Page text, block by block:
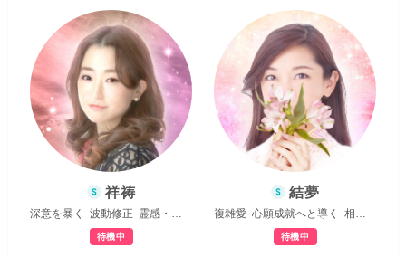
得意です。 自分の特別な力を皆
様の未来のために活用出来たら
と思います。 ※池袋占い館セレ
ーネ在籍
きてゆく力を身につける」
お手伝いを全力でさせて頂けた
らと思います。 今立ち塞がって
いる壁もはまり込んでしまって
いる穴も、必ず闇を抜けて光へ
と向かう突破口があるはず
す。 あなたが私をこうして見つ
けてくださったように、私も全
力であなたの光をお探し致しま
自身の自己整理をお手伝いさせ
て頂きながら、対象者様のお名
洋占星術を主体にご希望に添い
ながら深く視させて頂きます。
祥祷
深意を暴く 波動修正 霊感・霊視
待機中
結夢
複雑愛 心願成就へと導く 相手の気持ち
待機中